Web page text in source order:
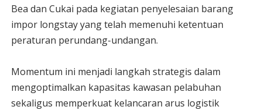
Bea dan Cukai pada kegiatan penyelesaian barang
impor longstay yang telah memenuhi ketentuan
peraturan perundang-undangan.
Momentum ini menjadi langkah strategis dalam
mengoptimalkan kapasitas kawasan pelabuhan
sekaligus memperkuat kelancaran arus logistik